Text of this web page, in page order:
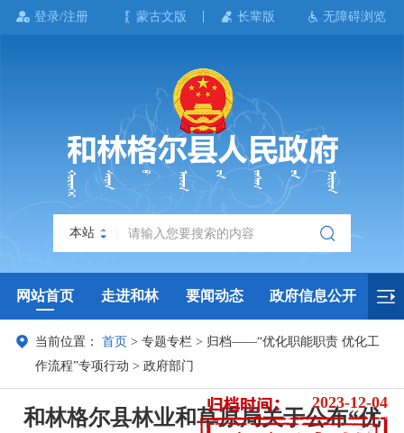
登录/注册 蒙古文版 长辈版 无障碍浏览
本站
网站首页 走进和林 要闻动态 政府信息公开
政务服务 政民互动 政府数据 专题专栏
当前位置：首页 >专题专栏 > 归档——“优化职能职责 优化工
作流程”专项行动 >政府部门
2023-12-04
和林格尔县林业和草原局关于公布“优